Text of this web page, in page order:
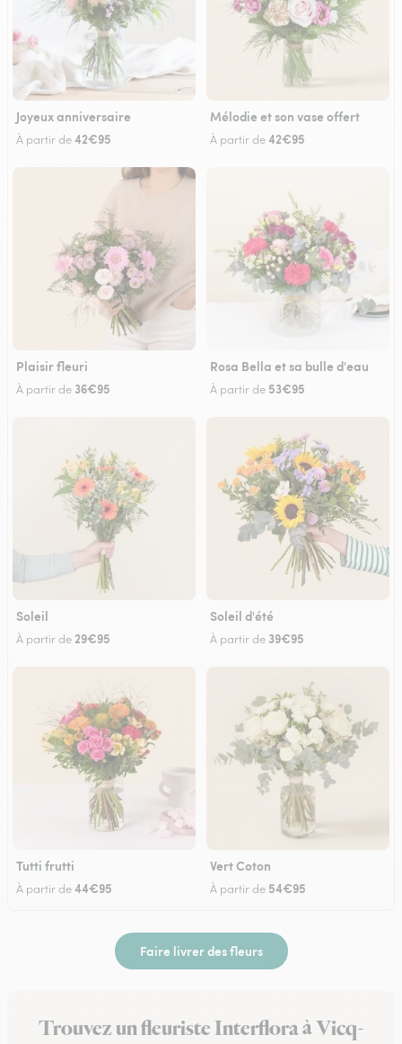
Joyeux anniversaire
À partir de42€95
Mélodie et son vase offert
À partir de42€95
Plaisir fleuri
À partir de 36€95
Rosa Bella et sa bulle d'eau
À partir de 53€95
Soleil
À partir de 29€95
Soleil d'été
À partir de 39€95
Tutti frutti
À partir de44€95
Vert Coton
À partir de 54€95
Faire livrer des fleurs
Trouvez un fleuriste Interflora à Vicq-